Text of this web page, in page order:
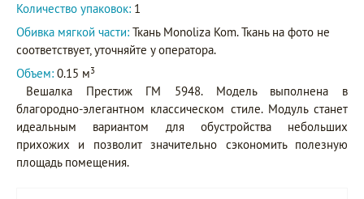
Количество упаковок: 1
Обивка мягкой части: Ткань Monoliza Kom. Ткань на фото не
соответствует, уточняйте у оператора.
Объем: 0.15 м3
Вешалка Престиж ГМ 5948. Модель выполнена в
благородно-элегантном классическом стиле. Модуль станет
идеальным вариантом для обустройства небольших
прихожих и позволит значительно сэкономить полезную
площадь помещения.